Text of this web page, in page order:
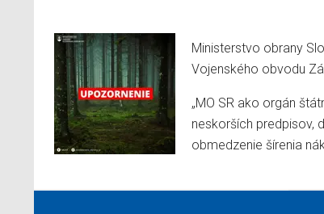
Ministerstvo obrany
Vojenského obvodu
„MO SR ako orgán
neskorších predpisov,
obmedzenie šírenia